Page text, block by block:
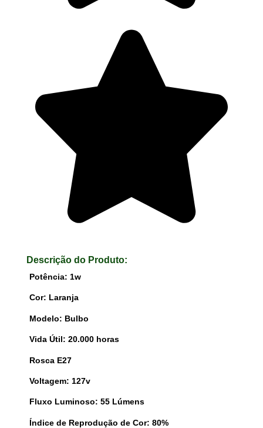
Descrição do Produto:
Potência: 1w
Cor: Laranja
Modelo: Bulbo
Vida Útil: 20.000 horas
Rosca E27
Voltagem: 127v
Fluxo Luminoso: 55 Lúmens
Índice de Reprodução de Cor: 80%